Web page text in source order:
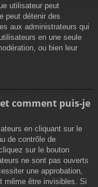
utilisateur peut
peut détenir des
aux administrateurs qui
en une seule
ou bien leur
comment puis-je
en cliquant sur le
de contrôle de
sur le bouton
ne sont pas ouverts
une approbation,
même être invisibles. Si